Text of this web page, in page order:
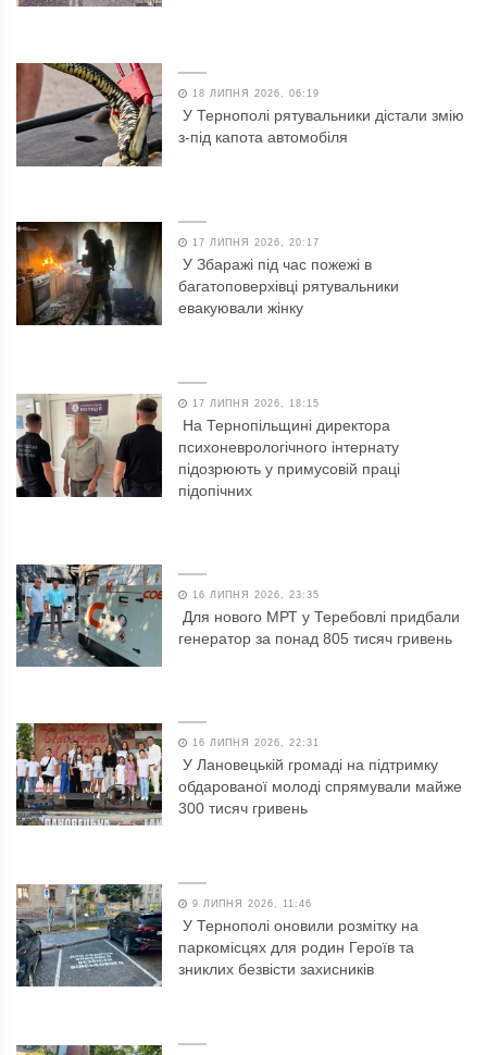
18 ЛИПНЯ 2026, 06:19
У Тернополі рятувальники дістали змію
з-під капота автомобіля
17 ЛИПНЯ 2026, 20:17
У Збаражі під час пожежі в
багатоповерхівці рятувальники
евакуювали жінку
17 ЛИПНЯ 2026, 18:15
На Тернопільщині директора
психоневрологічного інтернату
підозрюють у примусовій праці
підопічних
16 ЛИПНЯ 2026, 23:35
Для нового МРТ у Теребовлі придбали
генератор за понад 805 тисяч гривень
16 ЛИПНЯ 2026, 22:31
У Лановецькій громаді на підтримку
обдарованої молоді спрямували майже
300 тисяч гривень
9 ЛИПНЯ 2026, 11:46
У Тернополі оновили розмітку на
паркомісцях для родин Героїв та
зниклих безвісти захисників